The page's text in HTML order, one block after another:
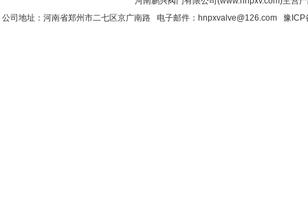
公司地址：河南省郑州市二七区京广南路 电子邮件：hnpxvalve@126.com 豫ICP